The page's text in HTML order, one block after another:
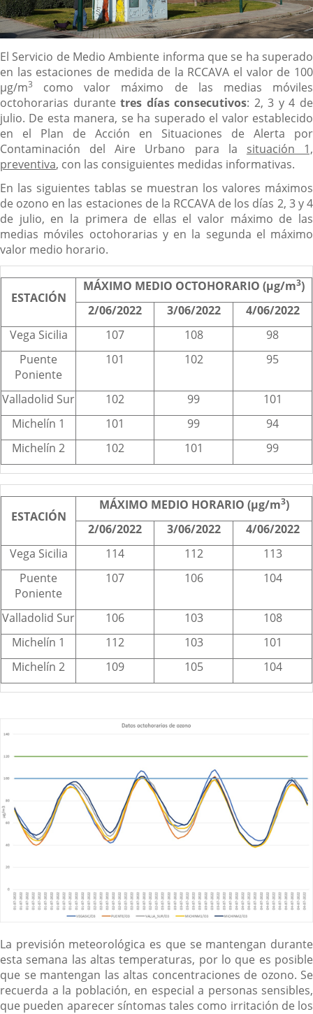
Descripción
El Servicio de Medio Ambiente informa que se ha superado
en las estaciones de medida de la RCCAVA el valor de 100
µg/m3
como valor máximo de las medias móviles
octohorarias durantetres días consecutivos: 2, 3 y 4 de
julio. De esta manera, se ha superado el valor establecido
en el Plan de Acción en Situaciones de Alerta por
Contaminación del Aire Urbano para la situación 1,
preventiva, con las consiguientes medidas informativas.
En las siguientes tablas se muestran los valores máximos
de ozono en las estaciones de la RCCAVA de los días 2, 3 y 4
de julio, en la primera de ellas el valor máximo de las
medias móviles octohorarias y en la segunda el máximo
valor medio horario.
ESTACIÓN
MÁXIMO MEDIO OCTOHORARIO (µg/m3)
2/06/2022
3/06/2022
4/06/2022
Vega Sicilia
107 108
98
Puente
Poniente
101 102 95
Valladolid Sur 102 99
101
Michelín 1
101 99
94
Michelín 2
102 101 99
ESTACIÓN
MÁXIMO MEDIO HORARIO (µg/m3)
2/06/2022
3/06/2022
4/06/2022
Vega Sicilia
114 112
113
Puente
Poniente
107 106 104
Valladolid Sur 106 103
108
Michelín 1
112 103
101
Michelín 2
109 105 104
La previsión meteorológica es que se mantengan durante
esta semana las altas temperaturas, por lo que es posible
que se mantengan las altas concentraciones de ozono. Se
recuerda a la población, en especial a personas sensibles,
que pueden aparecer síntomas tales como irritación de los